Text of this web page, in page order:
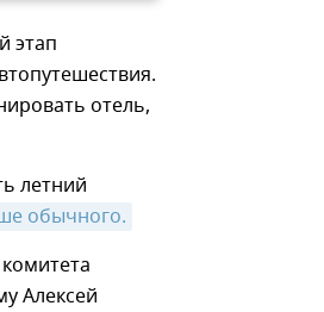
этап
отель,
летний
обычного.
Алексей